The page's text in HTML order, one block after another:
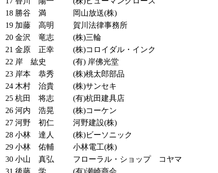
18 勝谷 満
岡山放送(株)
19 加藤 高明
賀川法律事務所
20 金沢 竜志
(株)三輪
21 金原 正幸
(株)コロイダル・インク
22 岸 紘史
(有) 岸佛光堂
23 岸本 恭秀
(株)桃太郎部品
24 木村 治貴
(株)サンセキ
25 杭田 将志
(有)杭田建具店
26 河内 浩晃
(株)コーケン
27 河野 初仁
河野建設(株)
28 小林 達人
(株)ビーソニック
29 小林 佑輔
小林電工(株)
30 小山 真弘
フローラル・ショップ コヤマ